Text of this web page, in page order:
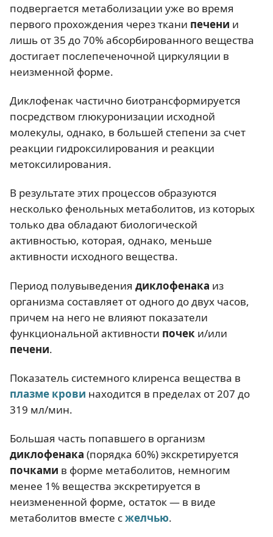
подвергается метаболизации уже во время
первого прохождения через ткани печени и
лишь от 35 до 70% абсорбированного вещества
достигает послепеченочной циркуляции в
неизменной форме.
Диклофенак частично биотрансформируется
посредством глюкуронизации исходной
молекулы, однако, в большей степени за счет
реакции гидроксилирования и реакции
метоксилирования.
В результате этих процессов образуются
несколько фенольных метаболитов, из которых
только два обладают биологической
активностью, которая, однако, меньше
активности исходного вещества.
Период полувыведения диклофенака из
организма составляет от одного до двух часов,
причем на него не влияют показатели
функциональной активности почек и/или
печени.
Показатель системного клиренса вещества в
плазме крови находится в пределах от 207 до
319 мл/мин.
Большая часть попавшего в организм
диклофенака (порядка 60%) экскретируется
почками в форме метаболитов, немногим
менее 1% вещества экскретируется в
неизмененной форме, остаток — в виде
метаболитов вместе сжелчью.